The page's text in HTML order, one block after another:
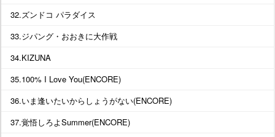
32.ズンドコ パラダイス
33.ジパング・おおきに大作戦
34.KIZUNA
35.100% I Love You(ENCORE)
36.いま逢いたいからしょうがない(ENCORE)
37.覚悟しろよSummer(ENCORE)